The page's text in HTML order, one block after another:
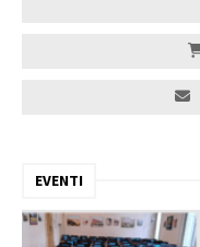
EVENTI